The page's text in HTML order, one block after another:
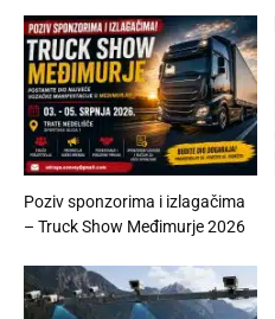
Poziv sponzorima i izlagačima
– Truck Show Međimurje 2026